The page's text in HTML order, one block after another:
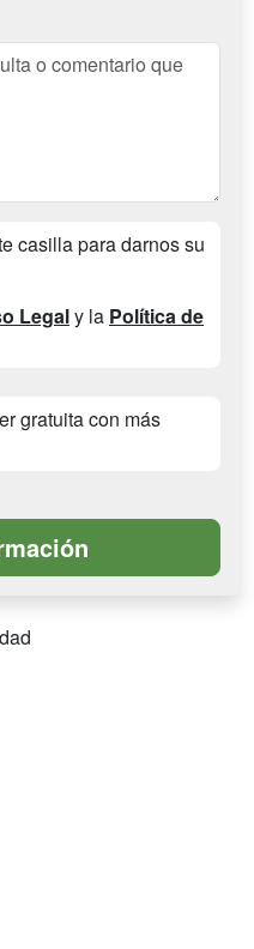
casilla para darnos su
Legaly la Política de
gratuita con más